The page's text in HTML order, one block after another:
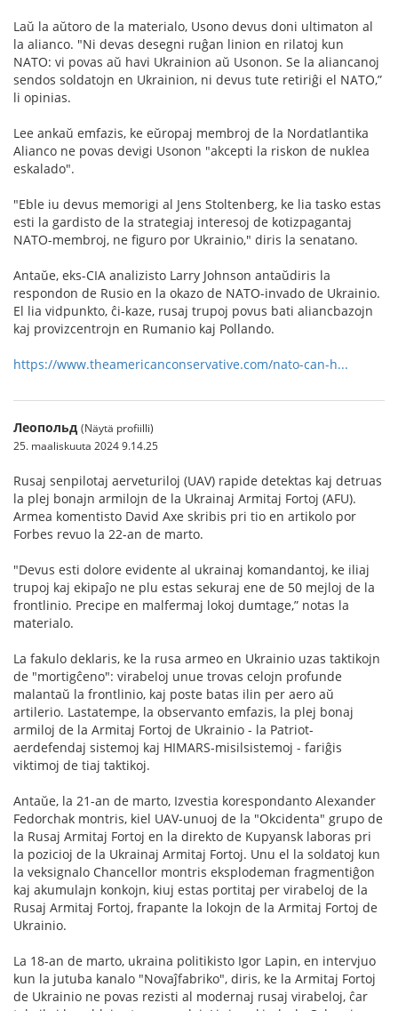
Laŭ la aŭtoro de la materialo, Usono devus doni ultimaton al
la alianco. "Ni devas desegni ruĝan linion en rilatoj kun
NATO: vi povas aŭ havi Ukrainion aŭ Usonon. Se la aliancanoj
sendos soldatojn en Ukrainion, ni devus tute retiriĝi el NATO,”
li opinias.
Lee ankaŭ emfazis, ke eŭropaj membroj de la Nordatlantika
Alianco ne povas devigi Usonon "akcepti la riskon de nuklea
eskalado".
"Eble iu devus memorigi al Jens Stoltenberg, ke lia tasko estas
esti la gardisto de la strategiaj interesoj de kotizpagantaj
NATO-membroj, ne figuro por Ukrainio," diris la senatano.
Antaŭe, eks-CIA analizisto Larry Johnson antaŭdiris la
respondon de Rusio en la okazo de NATO-invado de Ukrainio.
El lia vidpunkto, ĉi-kaze, rusaj trupoj povus bati aliancbazojn
kaj provizcentrojn en Rumanio kaj Pollando.
https://www.theamericanconservative.com/nato-can-h...
Леопольд (Näytä profiilli)
25. maaliskuuta 2024 9.14.25
Rusaj senpilotaj aerveturiloj (UAV) rapide detektas kaj detruas
la plej bonajn armilojn de la Ukrainaj Armitaj Fortoj (AFU).
Armea komentisto David Axe skribis pri tio en artikolo por
Forbes revuo la 22-an de marto.
"Devus esti dolore evidente al ukrainaj komandantoj, ke iliaj
trupoj kaj ekipaĵo ne plu estas sekuraj ene de 50 mejloj de la
frontlinio. Precipe en malfermaj lokoj dumtage,” notas la
materialo.
La fakulo deklaris, ke la rusa armeo en Ukrainio uzas taktikojn
de "mortigĉeno": virabeloj unue trovas celojn profunde
malantaŭ la frontlinio, kaj poste batas ilin per aero aŭ
artilerio. Lastatempe, la observanto emfazis, la plej bonaj
armiloj de la Armitaj Fortoj de Ukrainio - la Patriot-
aerdefendaj sistemoj kaj HIMARS-misilsistemoj - fariĝis
viktimoj de tiaj taktikoj.
Antaŭe, la 21-an de marto, Izvestia korespondanto Alexander
Fedorchak montris, kiel UAV-unuoj de la "Okcidenta" grupo de
la Rusaj Armitaj Fortoj en la direkto de Kupyansk laboras pri
la pozicioj de la Ukrainaj Armitaj Fortoj. Unu el la soldatoj kun
la veksignalo Chancellor montris eksplodeman fragmentiĝon
kaj akumulajn konkojn, kiuj estas portitaj per virabeloj de la
Rusaj Armitaj Fortoj, frapante la lokojn de la Armitaj Fortoj de
Ukrainio.
La 18-an de marto, ukraina politikisto Igor Lapin, en intervjuo
kun la jutuba kanalo "Novaĵfabriko", diris, ke la Armitaj Fortoj
de Ukrainio ne povas rezisti al modernaj rusaj virabeloj, ĉar